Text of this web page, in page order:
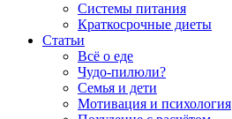
Системы питания
Краткосрочные диеты
Статьи
Всё о еде
Чудо-пилюли?
Семья и дети
Мотивация и психология